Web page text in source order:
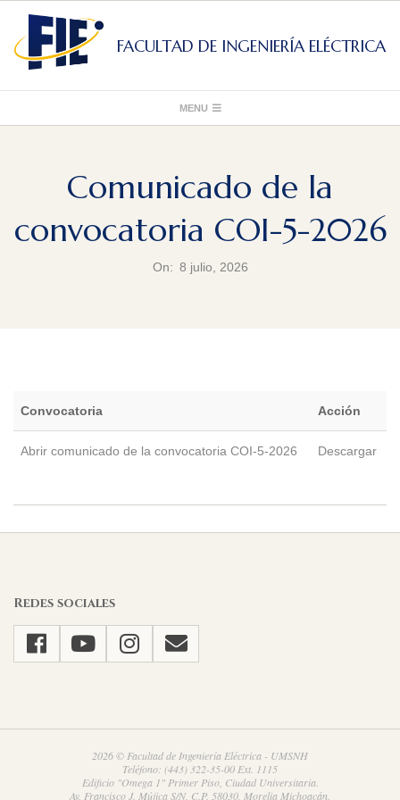
content
FACULTAD DE INGENIERÍA ELÉCTRICA
Navigation
MENU
Comunicado de la
convocatoria COI-5-2026
On: 8 julio, 2026
Convocatoria Acción
Abrir comunicado de la convocatoria COI-5-2026 Descargar
Redes sociales
2026 © Facultad de Ingeniería Eléctrica - UMSNH
Teléfono: (443) 322-35-00 Ext. 1115
Edificio "Omega 1" Primer Piso, Ciudad Universitaria.
Av. Francisco J. Mújica S/N, C.P. 58030, Morelia Michoacán.